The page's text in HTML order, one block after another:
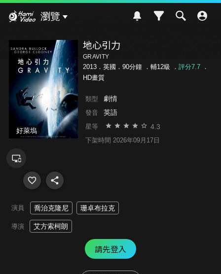
瀏覽
好萊塢
地心引力
GRAVITY
2013．英國．90分鐘 ． 輔12級 ． 評分7.7．
HD畫質
類型 劇情
發音 英語
星等 4.3
下架時間 2026年09月17日
演員 喬治克隆尼 珊卓布拉克
導演 艾方索柯朗
請先登入